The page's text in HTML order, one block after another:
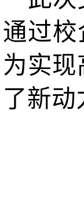
通过
为实
了新动